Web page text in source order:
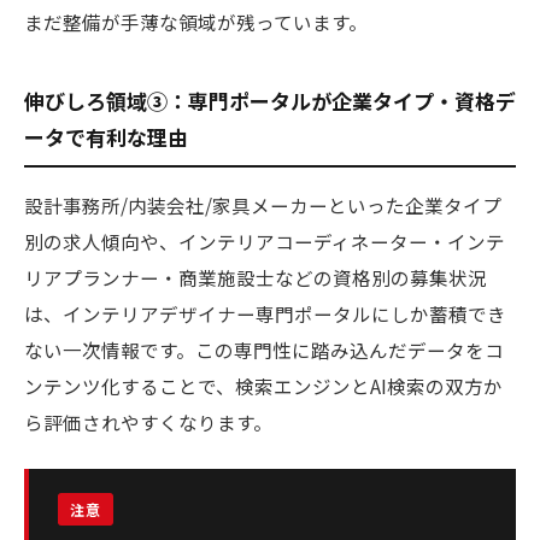
まだ整備が手薄な領域が残っています。
伸びしろ領域③：専門ポータルが企業タイプ・資格デ
ータで有利な理由
設計事務所/内装会社/家具メーカーといった企業タイプ
別の求人傾向や、インテリアコーディネーター・インテ
リアプランナー・商業施設士などの資格別の募集状況
は、インテリアデザイナー専門ポータルにしか蓄積でき
ない一次情報です。この専門性に踏み込んだデータをコ
ンテンツ化することで、検索エンジンとAI検索の双方か
ら評価されやすくなります。